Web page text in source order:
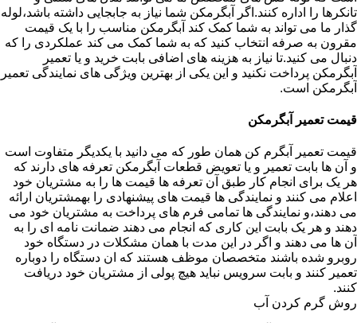
تانکرها را اداره کنند.اگر آبگرمکن شما نیاز به جابجایی داشته باشد،لوله
گذار ما می تواند به شما کمک کند آبگرمکن مناسب را با یک قیمت
مقرون به صرفه انتخاب کنید که به شما کمک می کند عملکردی را که
دنبال می کنید.تا نیاز به هزینه های اضافی بابت خرید و یا تعمیر
آبگرمکن پرداخت نکنید و این یکی از بهترین ویژگی های نمایندگی تعمیر
آبگرمکن است.
قیمت تعمیر آبگرمکن
قیمت تعمیر آبگرم کن همان طور که می دانید با یکدیگر متفاوت است
و آن ها بابت تعمیر و یا تعویض قطعات آبگرمکن تعرفه های دارند که
هر یک برای انجام کار طبق آن تعرفه ها قیمت ها را به مشتریان خود
اعلام می کنند و نمایندگی ها قیمت های پیشنهادی را بهمشتریان ارائه
می دهند،و نمایندگی ها تمامی فرم های پرداخت به مشتریان خود می
دهند و هر یک بابت این کاری که انجام می دهند ضمانت نامه ای را به
آن ها می دهند و اگر در این مدت با همان مشکلات در دستگاه خود
روبرو شده باشند متخصصان موظف هستند که ان دستگاه را دوباره
تعمیر کنند و بابت سرویس نباید هیچ پولی از مشتریان خود دریافت
کنند.
روش گرم کردن آب